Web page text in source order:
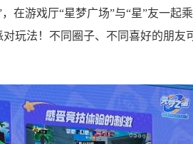
在游戏厅“星梦广场”与“星”友一起
玩法！不同圈子、不同喜好的朋友